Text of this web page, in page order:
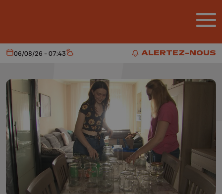
ALERTEZ-NOUS
ALERTEZ-NOUS
Aujourd'hui
06/08/26 - 07:43 Météo